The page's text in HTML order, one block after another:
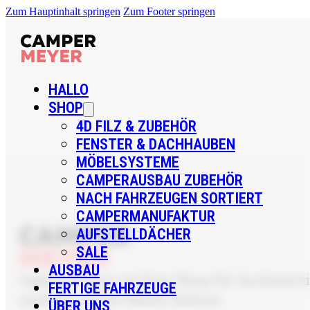
Zum Hauptinhalt springen Zum Footer springen
HALLO
SHOP
4D FILZ & ZUBEHÖR
FENSTER & DACHHAUBEN
MÖBELSYSTEME
CAMPERAUSBAU ZUBEHÖR
NACH FAHRZEUGEN SORTIERT
CAMPERMANUFAKTUR
AUFSTELLDÄCHER
SALE
AUSBAU
FERTIGE FAHRZEUGE
ÜBER UNS
CamperMeyer ist Dein Shop für
sondern sicher bauen kannst.